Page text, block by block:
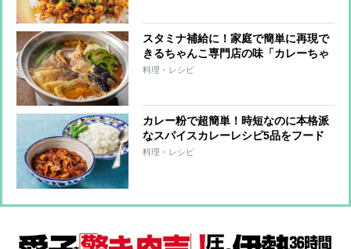
スタミナ補給に！家庭で簡単に再現で
きるちゃんこ専門店の味「カレーちゃ
んこ鍋」の作り方
料理・レシピ
カレー粉で超簡単！時短なのに本格派
なスパイスカレーレシピ5品をフード
スタイリストが紹介
料理・レシピ